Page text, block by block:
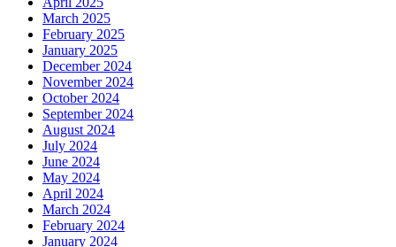
March 2025
February 2025
January 2025
December 2024
November 2024
October 2024
September 2024
August 2024
July 2024
June 2024
May 2024
April 2024
March 2024
February 2024
January 2024